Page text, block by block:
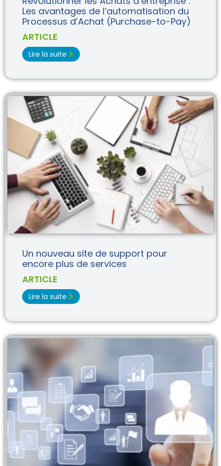
Les avantages de l’automatisation du
Processus d’Achat (Purchase-to-Pay)
ARTICLE
Lire la suite
Un nouveau site de support pour
encore plus de services
ARTICLE
Lire la suite